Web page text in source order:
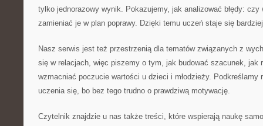
tylko jednorazowy wynik. Pokazujemy, jak analizować błędy: czy
zamieniać je w plan poprawy. Dzięki temu uczeń staje się
Nasz serwis jest też przestrzenią dla tematów związanych z
się w relacjach, więc piszemy o tym, jak budować szacunek, jak
wzmacniać poczucie wartości u dzieci i młodzieży. Podkreślamy
uczenia się, bo bez tego trudno o prawdziwą motywację.
Czytelnik znajdzie u nas także treści, które wspierają naukę